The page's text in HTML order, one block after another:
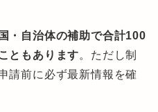
国・自治体の補助で合計100
ともあります。ただし制
請前に必ず最新情報を確